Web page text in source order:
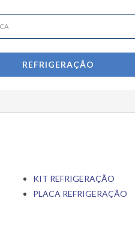
REFRIGERAÇÃO
KIT REFRIGERAÇÃO
PLACA REFRIGERAÇÃO